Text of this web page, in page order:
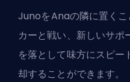
JunoをAnaの隣に置く
カーと戦い、新しいサポ
を落として味方にスピー
却することができます。